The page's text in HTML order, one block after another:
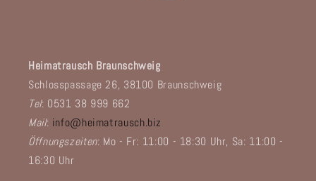
Heimatrausch Braunschweig
Schlosspassage 26, 38100 Braunschweig
Tel: 0531 38 999 662
Mail: info@heimatrausch.biz
Öffnungszeiten: Mo - Fr: 11:00 - 18:30 Uhr, Sa: 11:00 -
16:30 Uhr